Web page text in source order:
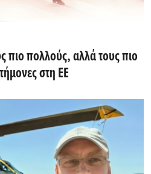
πιο πολλούς, αλλά τους πιο
στη ΕΕ